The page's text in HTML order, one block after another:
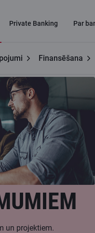
Private Banking Par
Finansēšana
un projektiem.